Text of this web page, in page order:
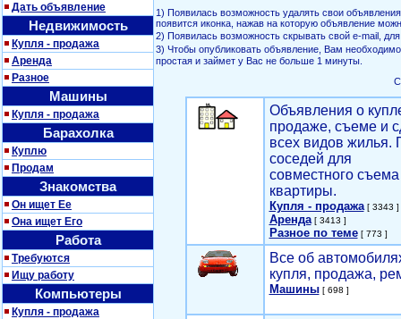
Дать объявление
Недвижимость
Купля - продажа
Аренда
Разное
Машины
Купля - продажа
Барахолка
Куплю
Продам
Знакомства
Он ищет Ее
Она ищет Его
Работа
Требуются
Ищу работу
Компьютеры
Купля - продажа
1) Появилась возможность удалять свои
появится иконка, нажав на которую объявление
2) Появилась возможность скрывать свой е-mail,
3) Чтобы опубликовать объявление, Вам
простая и займет у Вас не больше 1 минуты.
Объявления о
продаже, съеме и
всех видов жилья.
соседей для
совместного съема
квартиры.
Купля - продажа[ 3343 ]
Аренда[ 3413 ]
Разное по теме[ 773 ]
Все об
купля, продажа,
Машины[ 698 ]